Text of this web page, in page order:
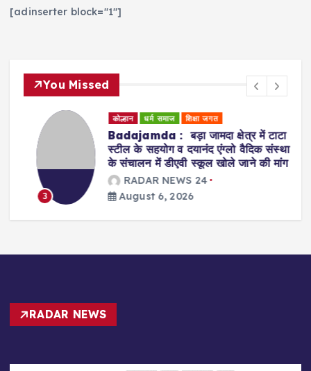
[adinserter block="1"]
You Missed
कोल्हान धर्म समाज शिक्षा जगत
Badajamda : बड़ा जामदा क्षेत्र में टाटा
स्टील के सहयोग व दयानंद एंग्लो वैदिक संस्था
के संचालन में डीएवी स्कूल खोले जाने की मांग
RADAR NEWS 24
August 6, 2026
RADAR NEWS